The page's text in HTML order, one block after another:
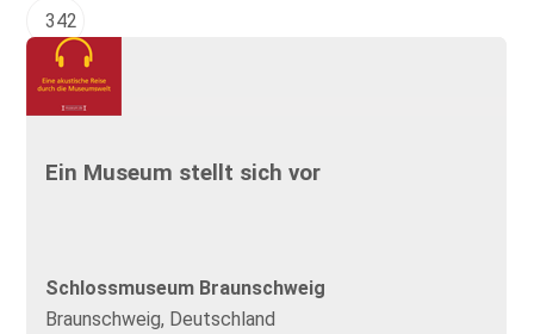
342
Ein Museum stellt sich vor
Schlossmuseum Braunschweig
Braunschweig, Deutschland